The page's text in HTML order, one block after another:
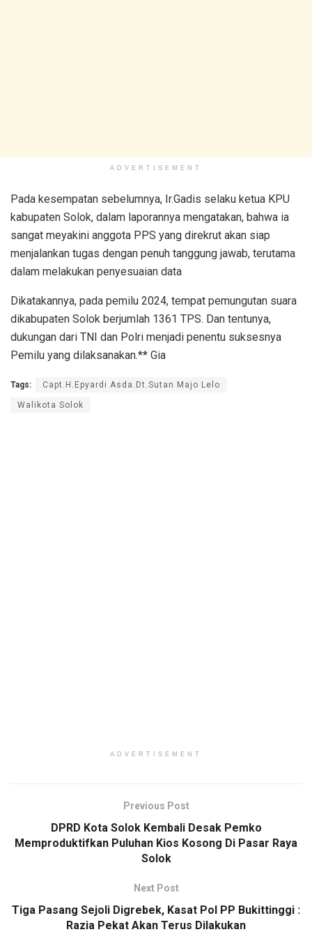
ADVERTISEMENT
Pada kesempatan sebelumnya, Ir.Gadis selaku ketua KPU
kabupaten Solok, dalam laporannya mengatakan, bahwa ia
sangat meyakini anggota PPS yang direkrut akan siap
menjalankan tugas dengan penuh tanggung jawab, terutama
dalam melakukan penyesuaian data
Dikatakannya, pada pemilu 2024, tempat pemungutan suara
dikabupaten Solok berjumlah 1361 TPS. Dan tentunya,
dukungan dari TNI dan Polri menjadi penentu suksesnya
Pemilu yang dilaksanakan.** Gia
Tags: Capt.H.Epyardi Asda.Dt.Sutan Majo Lelo
Walikota Solok
ADVERTISEMENT
Previous Post
DPRD Kota Solok Kembali Desak Pemko
Memproduktifkan Puluhan Kios Kosong Di Pasar Raya
Solok
Next Post
Tiga Pasang Sejoli Digrebek, Kasat Pol PP Bukittinggi :
Razia Pekat Akan Terus Dilakukan